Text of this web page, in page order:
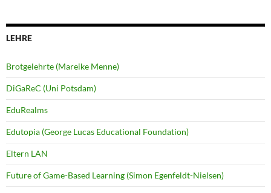
LEHRE
Brotgelehrte (Mareike Menne)
DiGaReC (Uni Potsdam)
EduRealms
Edutopia (George Lucas Educational Foundation)
Eltern LAN
Future of Game-Based Learning (Simon Egenfeldt-Nielsen)